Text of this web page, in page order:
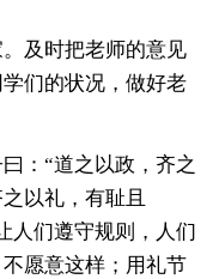
及时把老师的意见
们的状况，做好老
：“道之以政，齐之
以礼，有耻且
人们遵守规则，人们
愿意这样；用礼节